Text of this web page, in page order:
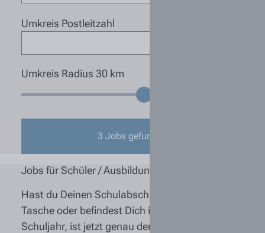
Umkreis Postleitzahl
Umkreis Radius 30 km
3 Jobs gefunden
Jobs für Schüler / Ausbildung
Hast du Deinen Schulabschluss bereits in der
Tasche oder befindest Dich in deinem letzten
Schuljahr, ist jetzt genau der richtige Zeitpunkt,